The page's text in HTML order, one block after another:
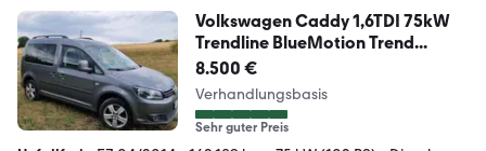
Volkswagen Caddy 1,6TDI 75kW
Trendline BlueMotion Trend...
8.500 €
Verhandlungsbasis
Sehr guter Preis